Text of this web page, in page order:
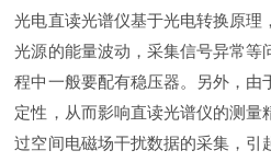
光电直读光谱仪基于光电转换原理
光源的能量波动，采集信号异常等
程中一般要配有稳压器。另外，由
定性，从而影响直读光谱仪的测量
过空间电磁场干扰数据的采集，引